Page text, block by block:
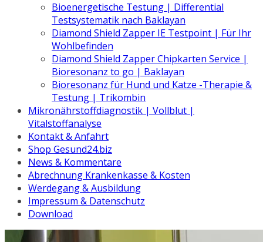
Bioenergetische Testung | Differential
Testsystematik nach Baklayan
Diamond Shield Zapper IE Testpoint | Für Ihr
Wohlbefinden
Diamond Shield Zapper Chipkarten Service |
Bioresonanz to go | Baklayan
Bioresonanz für Hund und Katze -Therapie &
Testung | Trikombin
Mikronährstoffdiagnostik | Vollblut |
Vitalstoffanalyse
Kontakt & Anfahrt
Shop Gesund24.biz
News & Kommentare
Abrechnung Krankenkasse & Kosten
Werdegang & Ausbildung
Impressum & Datenschutz
Download